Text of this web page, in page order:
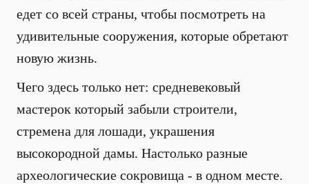
едет со всей страны, чтобы посмотреть на
удивительные сооружения, которые обретают
новую жизнь.
Чего здесь только нет: средневековый
мастерок который забыли строители,
стремена для лошади, украшения
высокородной дамы. Настолько разные
археологические сокровища - в одном месте.